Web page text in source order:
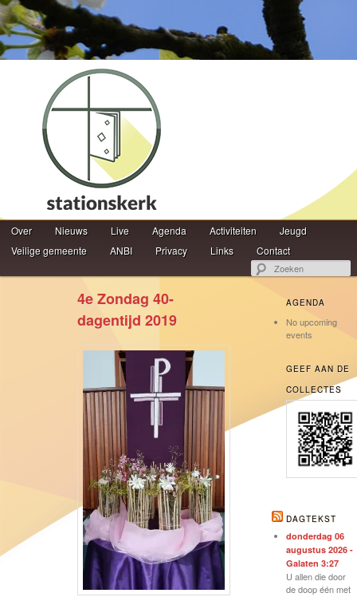
Hoofdmenu
Spring naar de primaire inhoud
Spring naar de secundaire inhoud
Over Nieuws Live Agenda Activiteiten
Jeugd
Veilige gemeente
ANBI Privacy Links Contact
4e Zondag 40-
dagentijd 2019
AGENDA
No upcoming
events
GEEF AAN DE
COLLECTES
DAGTEKST
donderdag 06
augustus 2026 -
Galaten 3:27
U allen die door
de doop één met